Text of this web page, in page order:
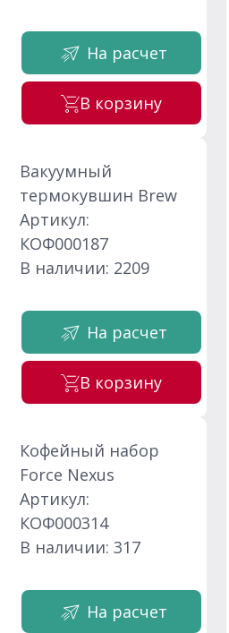
На расчет
В корзину
Вакуумный
термокувшин Brew
Артикул:
КОФ000187
В наличии: 2209
На расчет
В корзину
Кофейный набор
Force Nexus
Артикул:
КОФ000314
В наличии: 317
На расчет